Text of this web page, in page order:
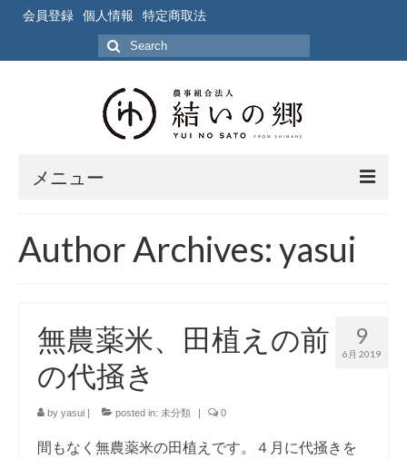
会員登録 個人情報
特定商取法
Search
for:
メニュー
作業風景
ブログ
ブログ記事の要約一覧
ブログ記事の全記事一覧
お買物
Author Archives: yasui
9
6月 2019
無農薬米、田植えの前
の代掻き
by yasui | posted in: 未分類 | 0
間もなく無農薬米の田植えです。４月に代掻きを